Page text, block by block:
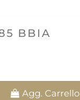
BBIA
Agg. Carrello